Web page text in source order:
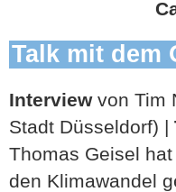
Talk mit dem
Interview von Tim
Stadt Düsseldorf) |
Thomas Geisel
den Klimawandel